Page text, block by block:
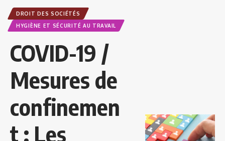
DROIT DES SOCIÉTÉS
HYGIÈNE ET SÉCURITÉ AU TRAVAIL
COVID-19 /
Mesures de
confinemen
t : Les